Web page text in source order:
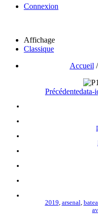
Connexion
Affichage
Classique
Accueil /
Précédentedata-
2019 arsenal